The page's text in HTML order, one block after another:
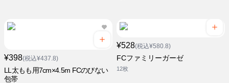
¥398(税込¥437.8)
LL太もも用7cm×4.5m FCのびない
包帯
¥528(税込¥580.8)
FCファミリーガーゼ
12枚